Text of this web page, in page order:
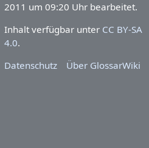
2011 um 09:20 Uhr bearbeitet.
Inhalt verfügbar unter CC BY-SA
4.0.
Datenschutz
Über GlossarWiki